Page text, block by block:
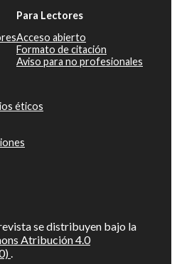
Para Lectores
Acceso abierto
Formato de citación
Aviso para no profesionales
éticos
se distribuyen bajo la
Atribución 4.0
.